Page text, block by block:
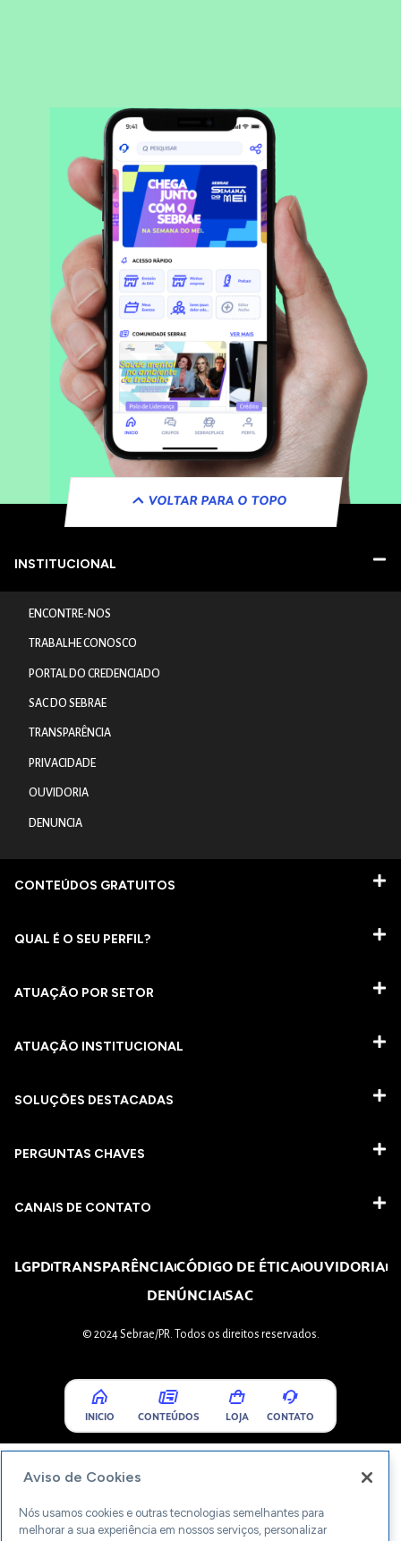
VOLTAR PARA O TOPO
INSTITUCIONAL
ENCONTRE-NOS
TRABALHE CONOSCO
PORTAL DO CREDENCIADO
SAC DO SEBRAE
TRANSPARÊNCIA
PRIVACIDADE
OUVIDORIA
DENUNCIA
CONTEÚDOS GRATUITOS
QUAL É O SEU PERFIL?
ATUAÇÃO POR SETOR
ATUAÇÃO INSTITUCIONAL
SOLUÇÕES DESTACADAS
PERGUNTAS CHAVES​
CANAIS DE CONTATO
LGPDTRANSPARÊNCIACÓDIGO DE ÉTICAOUVIDORIA
DENÚNCIASAC
© 2024 Sebrae/PR. Todos os direitos reservados.
INICIO CONTEÚDOS LOJA CONTATO
Aviso de Cookies
Nós usamos cookies e outras tecnologias semelhantes para
melhorar a sua experiência em nossos serviços, personalizar